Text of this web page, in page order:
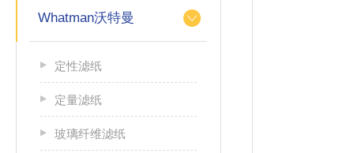
Whatman沃特曼
定性滤纸
定量滤纸
玻璃纤维滤纸